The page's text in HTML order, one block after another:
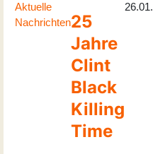
Aktuelle
Nachrichten25
Jahre
Clint
Black
Killing
Time